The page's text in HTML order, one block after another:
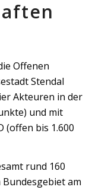
Offenen
Stendal
Akteuren in der
und mit
(offen bis 1.600
rund 160
am